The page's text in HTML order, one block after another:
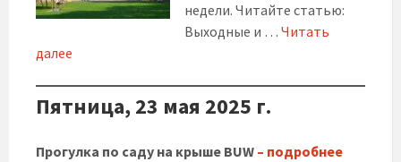
недели. Читайте статью:
Выходные и … Читать
далее
Пятница, 23 мая 2025 г.
Прогулка по саду на крыше BUW – подробнее